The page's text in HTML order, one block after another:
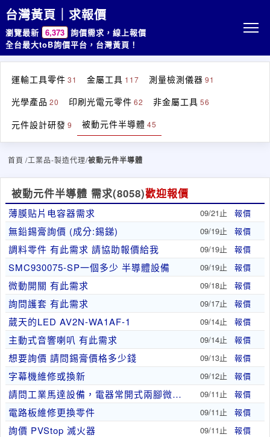
台灣黃頁｜求報價
瀏覽最新 6,373 詢價需求，線上報價
全台最大toB詢價平台，台灣黃頁！
運輸工具零件 31 金屬工具 117 測量檢測儀器 91
光學產品 20 印刷光電元零件 62 非金屬工具 56
元件設計研發 9 被動元件半導體 45
首頁 /工業品-製造代理/被動元件半導體
被動元件半導體 需求(8058)歡迎報價
薄膜贴片电容器需求 09/21止 報價
無鉛錫膏詢價 (成分:錫銻) 09/19止 報價
調料零件 有此需求 請協助報價給我 09/19止 報價
SMC930075-SP一個多少 半導體設備 09/19止 報價
微動開關 有此需求 09/18止 報價
詢問護套 有此需求 09/17止 報價
葳天的LED AV2N-WA1AF-1 09/14止 報價
主動式音響喇叭 有此需求 09/14止 報價
想要詢價 請問錫膏價格多少錢 09/13止 報價
字幕機維修或換新 09/12止 報價
請問工業馬達設備，電器常開式兩腳微動開關，FTM.. 09/11止 報價
電路板維修更換零件 09/11止 報價
詢價 PVStop 滅火器 09/11止 報價